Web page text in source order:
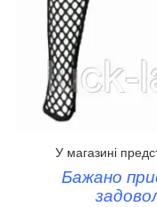
У магазині
Бажано